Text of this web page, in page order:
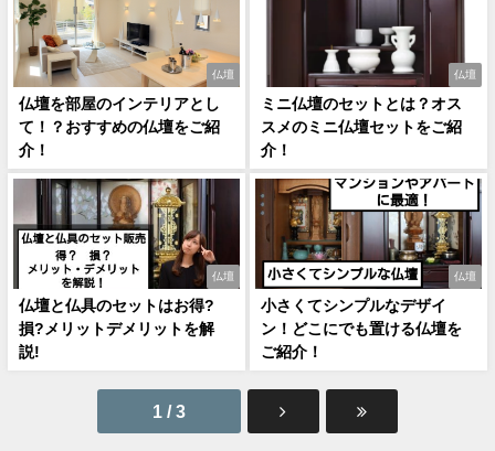
仏壇
仏壇を部屋のインテリアとし
て！？おすすめの仏壇をご紹
介！
仏壇
ミニ仏壇のセットとは？オス
スメのミニ仏壇セットをご紹
介！
仏壇
仏壇と仏具のセットはお得?
損?メリットデメリットを解
説!
仏壇
小さくてシンプルなデザイ
ン！どこにでも置ける仏壇を
ご紹介！
1 / 3